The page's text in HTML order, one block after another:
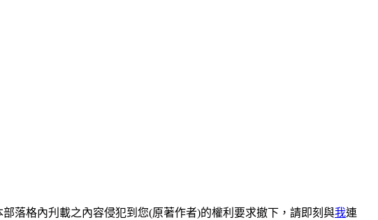
落格內刋載之內容侵犯到您(原著作者)的權利要求撤下，請即刻與我連